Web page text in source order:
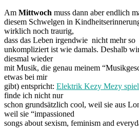
Am Mittwoch muss dann aber endlich
diesem Schwelgen in
wirklich noch traurig,
dass das Leben irgendwie nicht mehr so
unkompliziert ist wie damals. Deshalb
diesmal wieder
mit Musik, die genau meinem
etwas bei mir
gibt) entspricht: Elektrik Kezy Mezy
finde ich nicht nur
schon grundsätzlich cool, weil sie aus
weil sie “impassioned
songs about sexism, feminism and